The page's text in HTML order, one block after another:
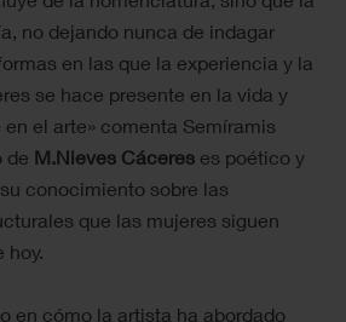
no dejando nunca de indagar
en las que la experiencia y la
se hace presente en la vida y
el arte» comenta Semíramis
de M.Nieves Cáceres es poético y
conocimiento sobre las
que las mujeres siguen
hoy.
en cómo la artista ha abordado